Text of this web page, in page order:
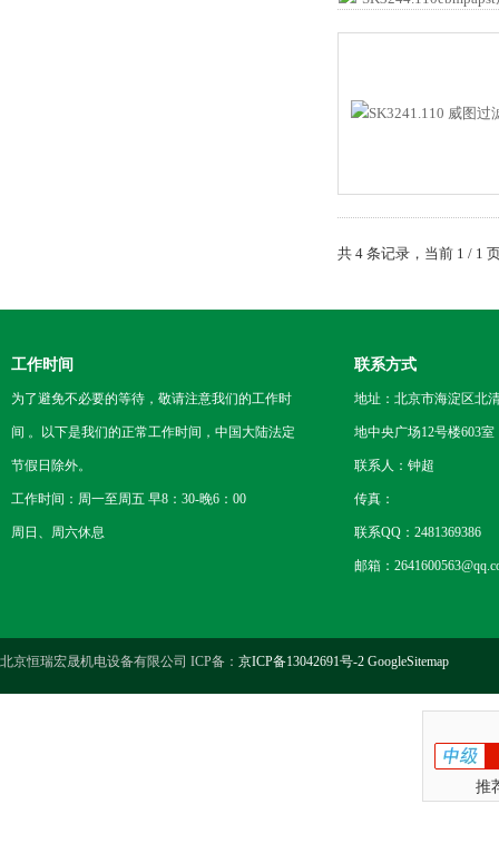
共 4 条记录，当前 1 / 1
工作时间
为了避免不必要的等待，敬请注意我们的工作时
间 。以下是我们的正常工作时间，中国大陆法定
节假日除外。
工作时间：周一至周五 早8：30-晚6：00
周日、周六休息
联系方式
地址：北京市海淀区北
地中央广场12号楼603室
联系人：钟超
传真：
联系QQ：2481369386
邮箱：
北京恒瑞宏晟机电设备有限公司 ICP备： 京ICP备13042691号-2 GoogleSitemap
推